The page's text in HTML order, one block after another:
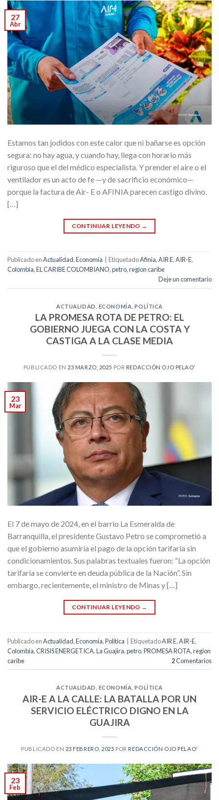
27
Abr
Estamos tan jodidos con este calor que ni bañarse es opción
segura: no hay agua, y cuando hay, llega con horario más
riguroso que el del médico especialista. Y prender el aire o el
ventilador es un acto de fe —y de sacrificio económico—
porque la factura de Air- E o AFINIA parecen castigo divino.
[…]
CONTINUAR LEYENDO →
Publicado enActualidad,Economía EtiquetadoAfinia,AIR E,AIR-E,
Colombia,EL CARIBE COLOMBIANO,petro,region caribe
Deje un comentario
ACTUALIDAD ECONOMÍA ,POLÍTICA
LA PROMESA ROTA DE PETRO: EL
GOBIERNO JUEGA CON LA COSTA Y
CASTIGA A LA CLASE MEDIA
PUBLICADO EN 23 MARZO, 2025 POR REDACCIÓN OJO PELAO'
23
Mar
El 7 de mayo de 2024, en el barrio La Esmeralda de
Barranquilla, el presidente Gustavo Petro se comprometió a
que el gobierno asumiría el pago de la opción tarifaria sin
condicionamientos. Sus palabras textuales fueron: “La opción
tarifaria se convierte en deuda pública de la Nación”. Sin
embargo, recientemente, el ministro de Minas y […]
CONTINUAR LEYENDO →
Publicado enActualidad,Economía,Política EtiquetadoAIR E,AIR-E,
Colombia,CRISIS ENERGETICA,La Guajira,petro,PROMESA ROTA,region
caribe
2Comentarios
ACTUALIDAD ECONOMÍA ,POLÍTICA
AIR-E A LA CALLE: LA BATALLA POR UN
SERVICIO ELÉCTRICO DIGNO EN LA
GUAJIRA
PUBLICADO EN 23 FEBRERO, 2025 POR REDACCIÓN OJO PELAO'
23
Feb